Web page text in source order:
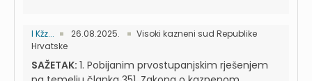
I Kžz... 26.08.2025.
Visoki kazneni sud Republike
Hrvatske
SAŽETAK: 1. Pobijanim prvostupanjskim rješenjem